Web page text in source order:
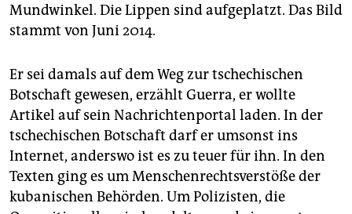
epaper login
Mundwinkel. Die Lippen sind aufgeplatzt. Das Bild
stammt von Juni 2014.
Er sei damals auf dem Weg zur tschechischen
Botschaft gewesen, erzählt Guerra, er wollte
Artikel auf sein Nachrichtenportal laden. In der
tschechischen Botschaft darf er umsonst ins
Internet, anderswo ist es zu teuer für ihn. In den
Texten ging es um Menschenrechtsverstöße der
kubanischen Behörden. Um Polizisten, die